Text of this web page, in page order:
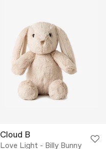
Cloud B
Love Light - Billy Bunny